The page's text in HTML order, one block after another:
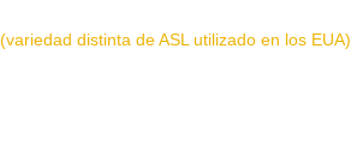
distinta de ASL utilizado en los EUA)